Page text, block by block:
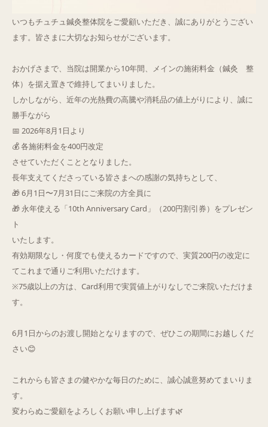
いつもチュチュ鍼灸整体院をご愛顧いただき、誠にありがとうござい
ます。皆さまに大切なお知らせがございます。
おかげさまで、当院は開業から10年間、メインの施術料金（鍼灸 整
体）を据え置きで維持してまいりました。
しかしながら、近年の光熱費の高騰や消耗品の値上がりにより、誠に
勝手ながら
📅 2026年8月1日より
💰 各施術料金を400円改定
させていただくこととなりました。
長年支えてくださっている皆さまへの感謝の気持ちとして、
🎁 6月1日〜7月31日にご来院の方全員に
🎁 永年使える「10th Anniversary Card」（200円割引券）をプレゼン
ト
いたします。
有効期限なし・何度でも使えるカードですので、実質200円の改定に
てこれまで通りご利用いただけます。
※75歳以上の方は、Card利用で実質値上がりなしでご来院いただけま
す。
6月1日からのお渡し開始となりますので、ぜひこの期間にお越しくだ
さい😊
これからも皆さまの健やかな毎日のために、誠心誠意努めてまいりま
す。
変わらぬご愛顧をよろしくお願い申し上げます🌿